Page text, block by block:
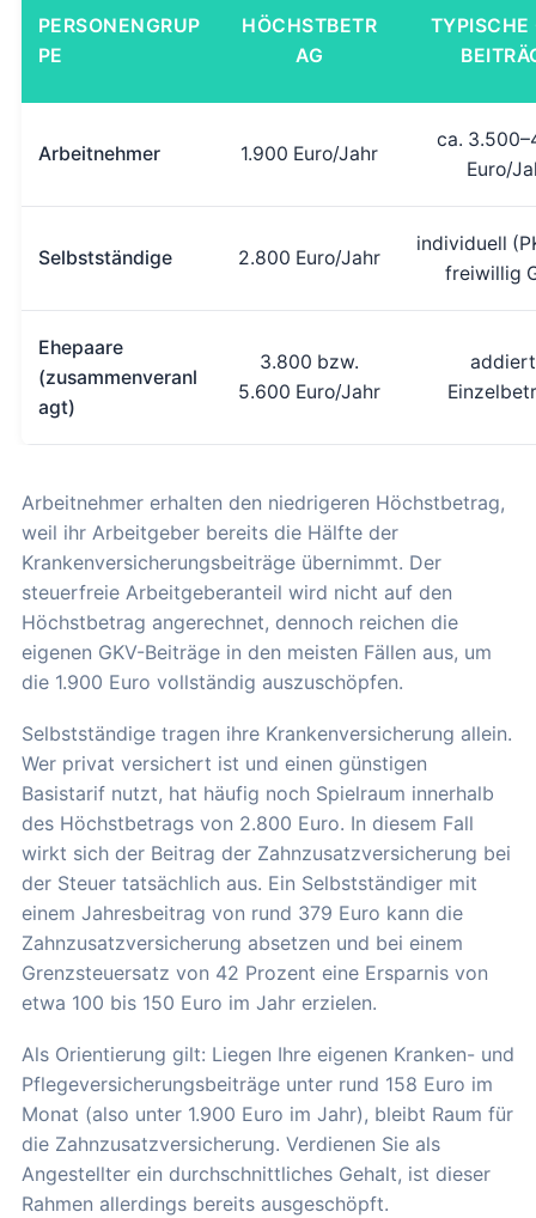
PERSONENGRUP
PE
HÖCHSTBETR
AG
Arbeitnehmer 1.900 Euro/Jahr
ca.
Euro/
Selbstständige 2.800 Euro/Jahr
individuell
freiwillig
Ehepaare
(zusammenveranl
agt)
3.800 bzw.
5.600 Euro/Jahr
Arbeitnehmer erhalten den niedrigeren Höchstbetrag,
weil ihr Arbeitgeber bereits die Hälfte der
Krankenversicherungsbeiträge übernimmt. Der
steuerfreie Arbeitgeberanteil wird nicht auf den
Höchstbetrag angerechnet, dennoch reichen die
eigenen GKV-Beiträge in den meisten Fällen aus, um
die 1.900 Euro vollständig auszuschöpfen.
Selbstständige tragen ihre Krankenversicherung allein.
Wer privat versichert ist und einen günstigen
Basistarif nutzt, hat häufig noch Spielraum innerhalb
des Höchstbetrags von 2.800 Euro. In diesem Fall
wirkt sich der Beitrag der Zahnzusatzversicherung bei
der Steuer tatsächlich aus. Ein Selbstständiger mit
einem Jahresbeitrag von rund 379 Euro kann die
Zahnzusatzversicherung absetzen und bei einem
Grenzsteuersatz von 42 Prozent eine Ersparnis von
etwa 100 bis 150 Euro im Jahr erzielen.
Als Orientierung gilt: Liegen Ihre eigenen Kranken- und
Pflegeversicherungsbeiträge unter rund 158 Euro im
Monat (also unter 1.900 Euro im Jahr), bleibt Raum für
die Zahnzusatzversicherung. Verdienen Sie als
Angestellter ein durchschnittliches Gehalt, ist dieser
Rahmen allerdings bereits ausgeschöpft.